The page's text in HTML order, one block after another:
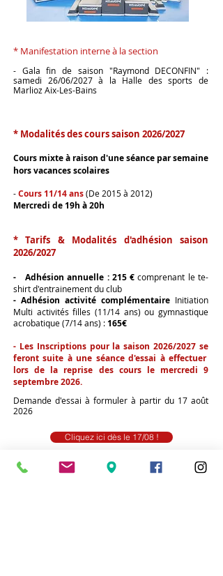
* Manifestation interne à la section
- Gala fin de saison "Raymond DECONFIN" :
samedi 26/06/2027 à la Halle des sports de
Marlioz Aix-Les-Bains
* Modalités des cours saison 2026/2027
Cours mixteà raison d'une séance par semaine
hors vacances scolaires
-Cours 11/14 ans(De 2015 à 2012)
Mercredi de 19h à 20h
*Tarifs & Modalités d'adhésion saison
2026/2027
- Adhésion annuelle : 215 €comprenant le te-
shirt d'entrainement du club
- Adhésion activité complémentaire Initiation
Multi activités filles (11/14 ans) ou gymnastique
acrobatique (7/14 ans) :165€
- Les Inscriptions pour la saison 2026/2027 se
feront suite à une séance d'essai à effectuer
lors de la reprise des cours le mercredi 9
septembre 2026.
Demande d'essai à formuler à partir du 17 août
2026
Suite à la
séance d'essai nous vous transmettrons
Cliquez ici dès le 17/08 !